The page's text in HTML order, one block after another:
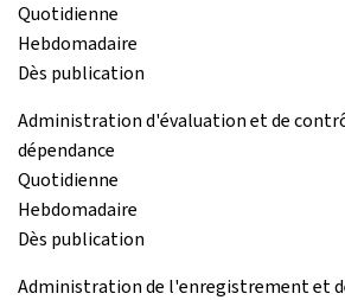
Quotidienne
Hebdomadaire
Dès publication
Administration d'évaluation et de
dépendance
Quotidienne
Hebdomadaire
Dès publication
Administration de l'enregistrement et